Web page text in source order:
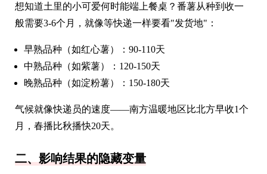
想知道土里的小可爱何时能端上餐桌？番薯从种到收一
般需要3-6个月，就像等快递一样要看"发货地"：
早熟品种（如红心薯）：90-110天
中熟品种（如紫薯）：120-150天
晚熟品种（如淀粉薯）：150-180天
气候就像快递员的速度——南方温暖地区比北方早收1个
月，春播比秋播快20天。
二、影响结果的隐藏变量